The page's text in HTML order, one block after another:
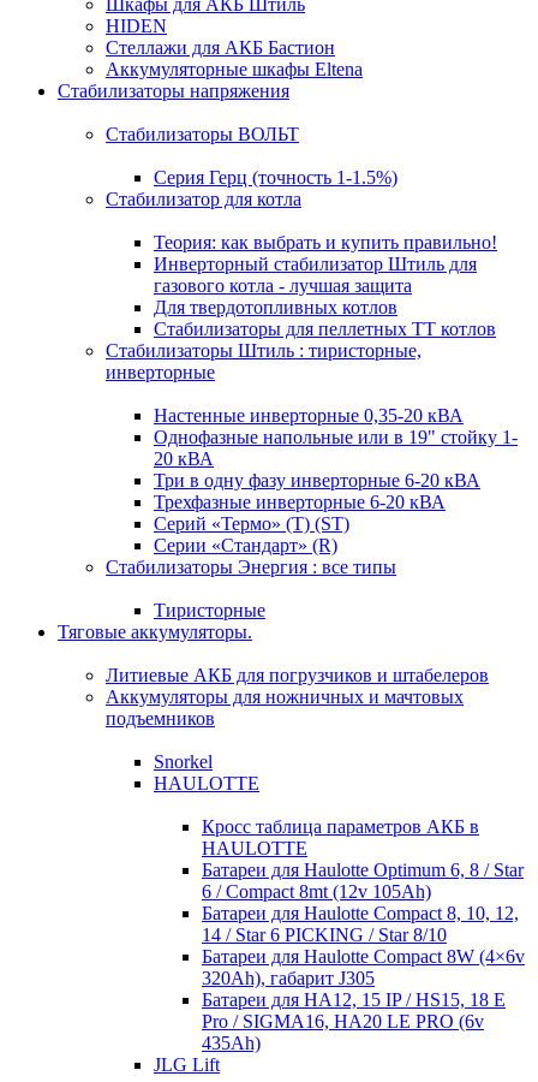
Шкафы для АКБ Штиль
HIDEN
Стеллажи для АКБ Бастион
Аккумуляторные шкафы Eltena
Стабилизаторы напряжения
Стабилизаторы ВОЛЬТ
Серия Герц (точность 1-1.5%)
Стабилизатор для котла
Теория: как выбрать и купить правильно!
Инверторный стабилизатор Штиль для
газового котла - лучшая защита
Для твердотопливных котлов
Стабилизаторы для пеллетных ТТ котлов
Стабилизаторы Штиль : тиристорные,
инверторные
Настенные инверторные 0,35-20 кВА
Однофазные напольные или в 19" стойку 1-
20 кВА
Три в одну фазу инверторные 6-20 кВА
Трехфазные инверторные 6-20 кВА
Серий «Термо» (T) (ST)
Серии «Стандарт» (R)
Стабилизаторы Энергия : все типы
Тиристорные
Тяговые аккумуляторы.
Литиевые АКБ для погрузчиков и штабелеров
Аккумуляторы для ножничных и мачтовых
подъемников
Snorkel
HAULOTTE
Кросc таблица параметров АКБ в
HAULOTTE
Батареи для Haulotte Optimum 6, 8 / Star
6 / Compact 8mt (12v 105Ah)
Батареи для Haulotte Compact 8, 10, 12,
14 / Star 6 PICKING / Star 8/10
Батареи для Haulotte Compact 8W (4×6v
320Ah), габарит J305
Батареи для HA12, 15 IP / HS15, 18 E
Pro / SIGMA16, HA20 LE PRO (6v
435Ah)
JLG Lift